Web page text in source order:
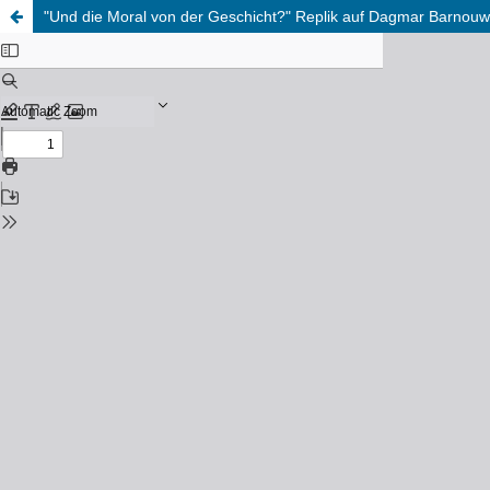
"Und die Moral von der Geschicht?" Replik auf Dagmar